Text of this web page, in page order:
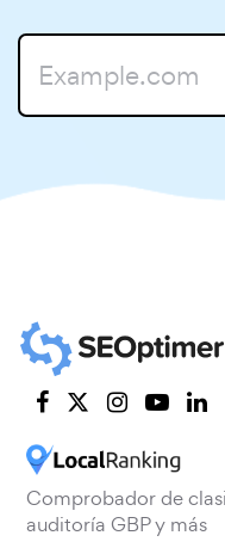
Comprobador de
auditoría GBP y más